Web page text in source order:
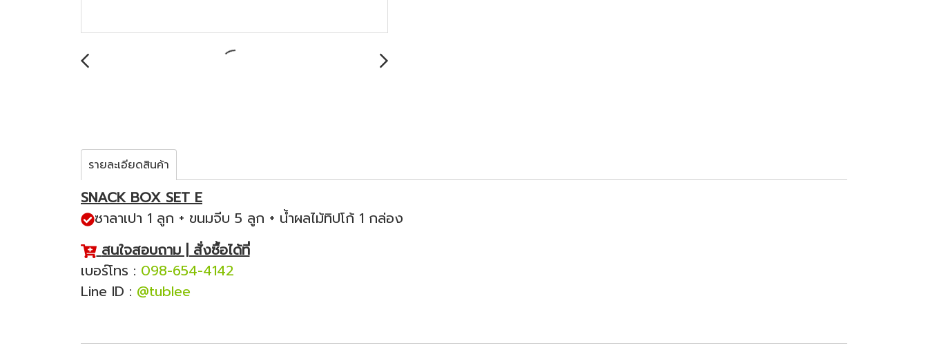
รายละเอียดสินค้า
SNACK BOX SET E
ซาลาเปา 1 ลูก + ขนมจีบ 5 ลูก + น้ำผลไม้ทิปโก้ 1 กล่อง
สนใจสอบถาม | สั่งซื้อได้ที่
เบอร์โทร : 098-654-4142
Line ID : @tublee